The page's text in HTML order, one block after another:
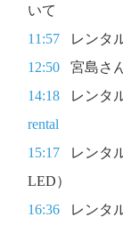
いて
11:57 レンタ
12:50 宮島さ
14:18 レンタ
rental
15:17 レンタ
LED）
16:36 レンタ